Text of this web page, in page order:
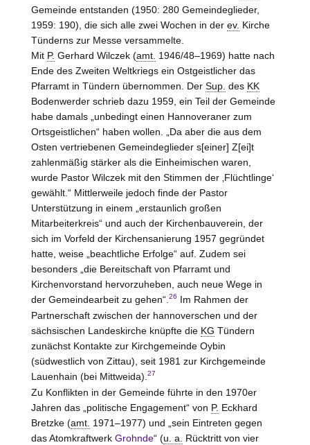
Gemeinde entstanden (1950: 280 Gemeindeglieder,
1959: 190), die sich alle zwei Wochen in der ev. Kirche
Tünderns zur Messe versammelte.
Mit P. Gerhard Wilczek (amt. 1946/48–1969) hatte nach
Ende des Zweiten Weltkriegs ein Ostgeistlicher das
Pfarramt in Tündern übernommen. Der Sup. des KK
Bodenwerderschrieb dazu 1959, ein Teil der Gemeinde
habe damals „unbedingt einen Hannoveraner zum
Ortsgeistlichen“ haben wollen. „Da aber die aus dem
Osten vertriebenen Gemeindeglieder s[einer] Z[ei]t
zahlenmäßig stärker als die Einheimischen waren,
wurde Pastor Wilczek mit den Stimmen der ‚Flüchtlinge‘
gewählt.“ Mittlerweile jedoch finde der Pastor
Unterstützung in einem „erstaunlich großen
Mitarbeiterkreis“ und auch der Kirchenbauverein, der
sich im Vorfeld der Kirchensanierung 1957 gegründet
hatte, weise „beachtliche Erfolge“ auf. Zudem sei
besonders „die Bereitschaft von Pfarramt und
Kirchenvorstand hervorzuheben, auch neue Wege in
der Gemeindearbeit zu gehen“. 26 Im Rahmen der
Partnerschaft zwischen der hannoverschen und der
sächsischen Landeskirche knüpfte die KG Tündern
zunächst Kontakte zur Kirchgemeinde Oybin
(südwestlich von Zittau), seit 1981 zur Kirchgemeinde
Lauenhain (bei Mittweida). 27
Zu Konflikten in der Gemeinde führte in den 1970er
Jahren das „politische Engagement“ von P. Eckhard
Bretzke (amt. 1971–1977) und „sein Eintreten gegen
das Atomkraftwerk Grohnde“ (u. a.
Rücktritt von vier